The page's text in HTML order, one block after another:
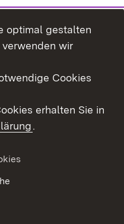
optimal gestalten
wir
Cookies
erhalten Sie in
.